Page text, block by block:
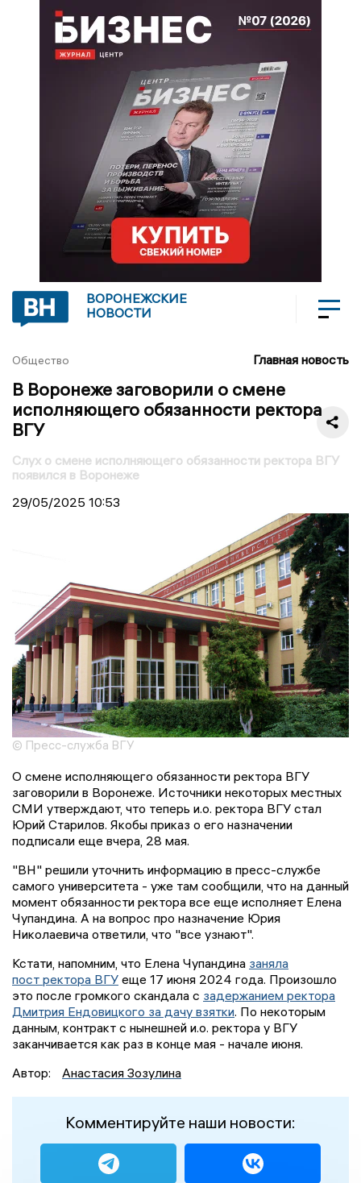
ВОРОНЕЖСКИЕ
НОВОСТИ
Общество Главная новость
В Воронеже заговорили о смене
исполняющего обязанности ректора
ВГУ
Слух о смене исполняющего обязанности ректора ВГУ
появился в Воронеже
29/05/2025 10:53
© Пресс-служба ВГУ
О смене исполняющего обязанности ректора ВГУ
заговорили в Воронеже. Источники некоторых местных
СМИ утверждают, что теперь и.о. ректора ВГУ стал
Юрий Старилов. Якобы приказ о его назначении
подписали еще вчера, 28 мая.
"ВН" решили уточнить информацию в пресс-службе
самого университета - уже там сообщили, что на данный
момент обязанности ректора все еще исполняет Елена
Чупандина. А на вопрос про назначение Юрия
Николаевича ответили, что "все узнают".
Кстати, напомним, что Елена Чупандина заняла
пост ректора ВГУ еще 17 июня 2024 года. Произошло
это после громкого скандала с задержанием ректора
Дмитрия Ендовицкого за дачу взятки. По некоторым
данным, контракт с нынешней и.о. ректора у ВГУ
заканчивается как раз в конце мая - начале июня.
Автор:
Анастасия Зозулина
Комментируйте наши новости: